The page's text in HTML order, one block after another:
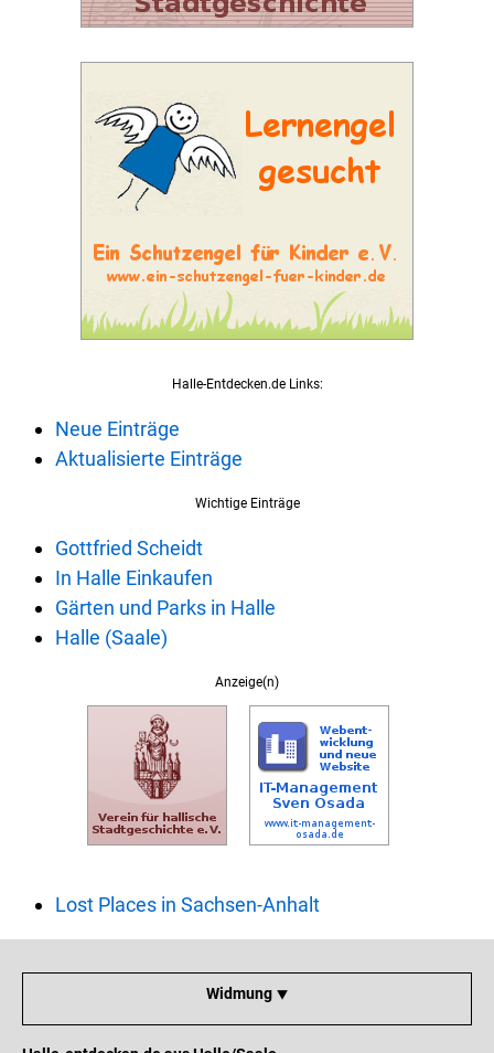
Halle-Entdecken.de Links:
Neue Einträge
Aktualisierte Einträge
Wichtige Einträge
Gottfried Scheidt
In Halle Einkaufen
Gärten und Parks in Halle
Halle (Saale)
Anzeige(n)
Lost Places in Sachsen-Anhalt
Widmung ⯆